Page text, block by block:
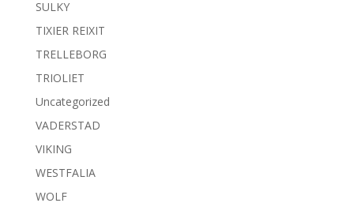
SULKY
TIXIER REIXIT
TRELLEBORG
TRIOLIET
Uncategorized
VADERSTAD
VIKING
WESTFALIA
WOLF